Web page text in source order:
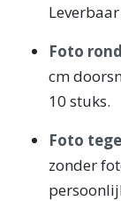
Foto
cm
10 stuks.
Foto
zonder